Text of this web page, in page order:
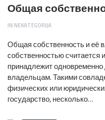
Общая
IN NEKATEGORIJA
Общая собственность и
собственностью считается
принадлежит
владельцам. Такими
физических или
государство, несколько…